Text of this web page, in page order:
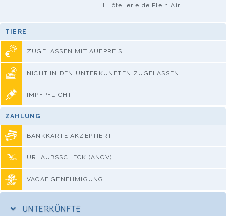
l’Hôtellerie de Plein Air
TIERE
ZUGELASSEN MIT AUFPREIS
NICHT IN DEN UNTERKÜNFTEN ZUGELASSEN
IMPFPFLICHT
ZAHLUNG
BANKKARTE AKZEPTIERT
URLAUBSSCHECK (ANCV)
VACAF GENEHMIGUNG
UNTERKÜNFTE